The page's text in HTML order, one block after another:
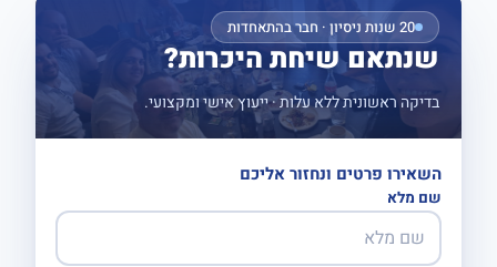
20 שנות ניסיון · חבר בהתאחדות
שנתאם שיחת היכרות?
בדיקה ראשונית ללא עלות · ייעוץ אישי ומקצועי.
השאירו פרטים ונחזור אליכם
שם מלא